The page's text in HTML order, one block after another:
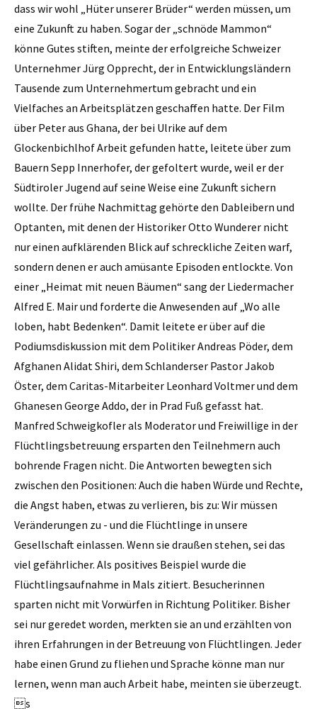
dass wir wohl „Hüter unserer Brüder“ werden müssen, um
eine Zukunft zu haben. Sogar der „schnöde Mammon“
könne Gutes stiften, meinte der erfolgreiche Schweizer
Unternehmer Jürg Opprecht, der in Entwicklungsländern
Tausende zum Unternehmertum gebracht und ein
Vielfaches an Arbeitsplätzen geschaffen hatte. Der Film
über Peter aus Ghana, der bei Ulrike auf dem
Glockenbichlhof Arbeit gefunden hatte, leitete über zum
Bauern Sepp Inner­hofer, der gefoltert wurde, weil er der
Südtiroler Jugend auf seine Weise eine Zukunft sichern
wollte. Der frühe Nachmittag gehörte den Dableibern und
Optanten, mit denen der Historiker Otto Wunderer nicht
nur einen aufklärenden Blick auf schreckliche Zeiten warf,
sondern denen er auch amüsante Episoden ent­lockte. Von
einer „Heimat mit neuen Bäumen“ sang der Liedermacher
Alfred E. Mair und forderte die Anwesenden auf „Wo alle
loben, habt Bedenken“. Damit leitete er über auf die
Podiumsdiskussion mit dem Politiker Andreas Pöder, dem
Afghanen Alidat Shiri, dem Schlanderser Pastor Jakob
Öster, dem Caritas-Mitarbeiter Leonhard Voltmer und dem
Ghanesen George Addo, der in Prad Fuß gefasst hat.
Manfred ­Schweigkofler als Moderator und Freiwillige in der
Flüchtlingsbetreuung ersparten den Teilnehmern auch
bohrende Fragen nicht. Die Antworten bewegten sich
zwischen den Positionen: Auch die haben Würde und Rechte,
die Angst haben, etwas zu verlieren, bis zu: Wir müssen
Veränderungen zu - und die Flüchtlinge in unsere
Gesellschaft einlassen. Wenn sie draußen stehen, sei das
viel gefährlicher. Als positives Beispiel wurde die
Flüchtlingsaufnahme in Mals zitiert. Besucherinnen
sparten nicht mit Vorwürfen in Richtung Politiker. Bisher
sei nur geredet worden, merkten sie an und erzählten von
ihren Erfahrungen in der Betreuung von Flüchtlingen. Jeder
habe einen Grund zu fliehen und Sprache könne man nur
lernen, wenn man auch Arbeit habe, meinten sie überzeugt.
s